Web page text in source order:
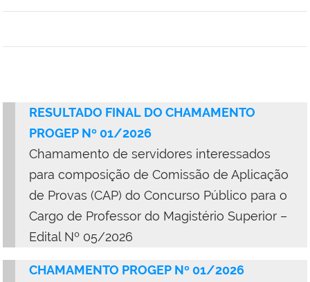
RESULTADO FINAL DO CHAMAMENTO
PROGEP Nº 01/2026
Chamamento de servidores interessados
para composição de Comissão de Aplicação
de Provas (CAP) do Concurso Público para o
Cargo de Professor do Magistério Superior –
Edital Nº 05/2026
CHAMAMENTO PROGEP Nº 01/2026